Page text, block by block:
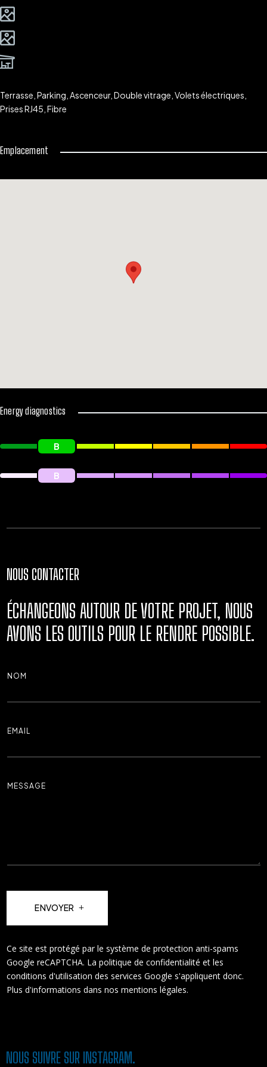
Terrasse, Parking, Ascenceur, Double vitrage, Volets électriques,
Prises RJ45, Fibre
Emplacement
Energy diagnostics
B
B
NOUS CONTACTER
ÉCHANGEONS AUTOUR DE VOTRE PROJET, NOUS
AVONS LES OUTILS POUR LE RENDRE POSSIBLE.
ENVOYER
Ce site est protégé par le système de protection anti-spams
Google reCAPTCHA. Lapolitique de confidentialité et les
conditions d'utilisation des services Google s'appliquent donc.
Plus d'informations dans nosmentions légales.
NOUS SUIVRE SUR INSTAGRAM.